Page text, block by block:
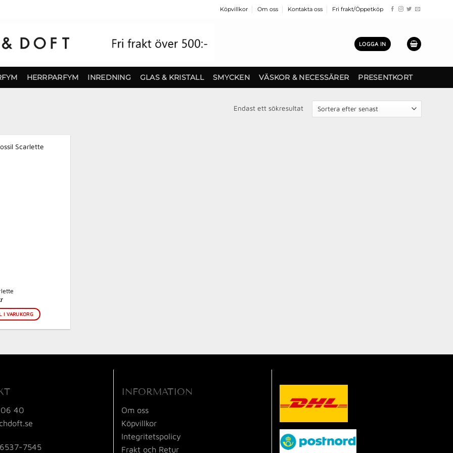
Köpvillkor Om oss Kontakta oss Fri frakt/Öppetköp
LOGGA IN
HERRPARFYM INREDNING GLAS & KRISTALL SMYCKEN VÄSKOR & NECESSÄRER PRESENTKORT
Endast ett sökresultat
Finns i lager
I VARUKORG
40
7545
INFORMATION
Om oss
Köpvillkor
Integritetspolicy
Frakt och Retur